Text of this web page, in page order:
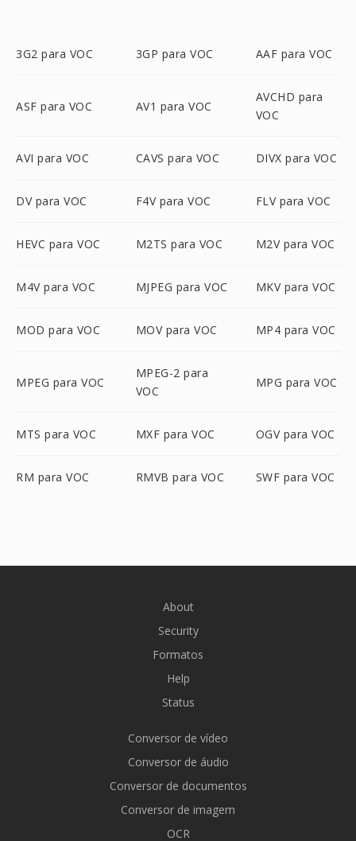
3G2 para VOC 3GP para VOC AAF para VOC
ASF para VOC AV1 para VOC
AVCHD para
VOC
AVI para VOC CAVS para VOC DIVX para VOC
DV para VOC F4V para VOC FLV para VOC
HEVC para VOC M2TS para VOC M2V para VOC
M4V para VOC MJPEG para VOC MKV para VOC
MOD para VOC MOV para VOC MP4 para VOC
MPEG para VOC
MPEG-2 para
VOC
MPG para VOC
MTS para VOC MXF para VOC OGV para VOC
RM para VOC RMVB para VOC SWF para VOC
About
Security
Formatos
Help
Status
Conversor de vídeo
Conversor de áudio
Conversor de documentos
Conversor de imagem
OCR